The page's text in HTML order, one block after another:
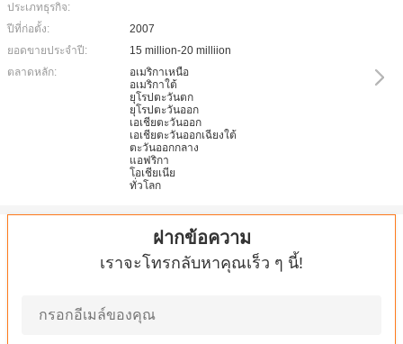
ประเภทธุรกิจ:
ปีที่ก่อตั้ง:
2007
ยอดขายประจำปี:
15 million-20 milliion
ตลาดหลัก:
อเมริกาเหนือ
อเมริกาใต้
ยุโรปตะวันตก
ยุโรปตะวันออก
เอเชียตะวันออก
เอเชียตะวันออกเฉียงใต้
ตะวันออกกลาง
แอฟริกา
โอเชียเนีย
ทั่วโลก
ฝากข้อความ
เราจะโทรกลับหาคุณเร็ว ๆ นี้!